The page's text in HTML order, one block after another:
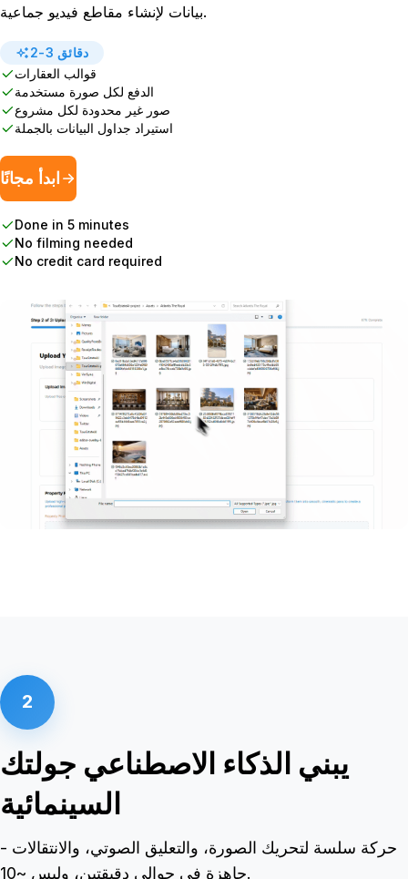
بيانات لإنشاء مقاطع فيديو جماعية.
2-3 دقائق
قوالب العقارات
الدفع لكل صورة مستخدمة
صور غير محدودة لكل مشروع
استيراد جداول البيانات بالجملة
ابدأ مجانًا
Done in 5 minutes
No filming needed
No credit card required
2
يبني الذكاء الاصطناعي جولتك
السينمائية
حركة سلسة لتحريك الصورة، والتعليق الصوتي، والانتقالات -
جاهزة في حوالي دقيقتين، وليس ~10.